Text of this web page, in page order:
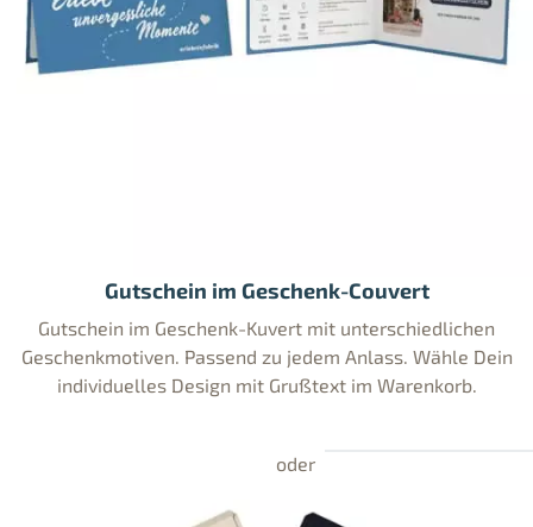
Gutschein im Geschenk-Couvert
Gutschein im Geschenk-Kuvert mit unterschiedlichen
Geschenkmotiven. Passend zu jedem Anlass. Wähle Dein
individuelles Design mit Grußtext im Warenkorb.